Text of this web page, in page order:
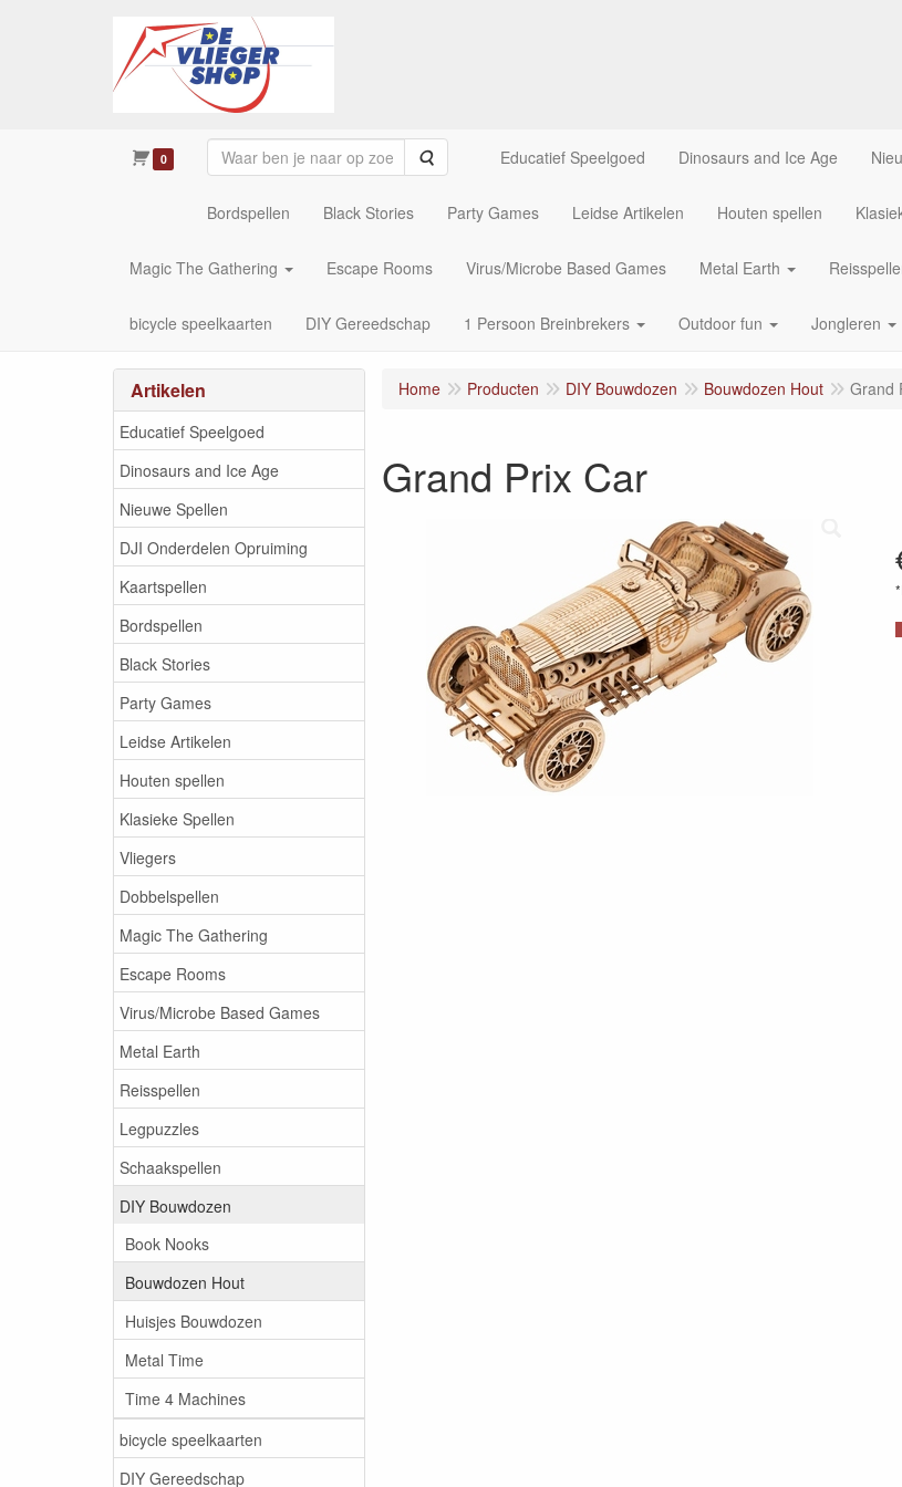
0 Zoeken Educatief Speelgoed Dinosaurs and Ice Age
Bordspellen Black Stories Party Games Leidse Artikelen Houten spellen
Magic The Gathering Escape Rooms Virus/Microbe Based Games Metal Earth
bicycle speelkaarten DIY Gereedschap 1 Persoon Breinbrekers Outdoor fun Jongleren
Artikelen
Educatief Speelgoed
Dinosaurs and Ice Age
Nieuwe Spellen
DJI Onderdelen Opruiming
Kaartspellen
Bordspellen
Black Stories
Party Games
Leidse Artikelen
Houten spellen
Klasieke Spellen
Vliegers
Dobbelspellen
Magic The Gathering
Escape Rooms
Virus/Microbe Based Games
Metal Earth
Reisspellen
Legpuzzles
Schaakspellen
DIY Bouwdozen
Book Nooks
Bouwdozen Hout
Huisjes Bouwdozen
Metal Time
Time 4 Machines
bicycle speelkaarten
DIY Gereedschap
Home Producten DIY Bouwdozen Bouwdozen Hout Grand
Grand Prix Car